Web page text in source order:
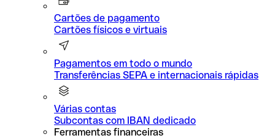
Cartões de pagamento
Cartões físicos e virtuais
Pagamentos em todo o mundo
Transferências SEPA e internacionais rápidas
Várias contas
Subcontas com IBAN dedicado
Ferramentas financeiras